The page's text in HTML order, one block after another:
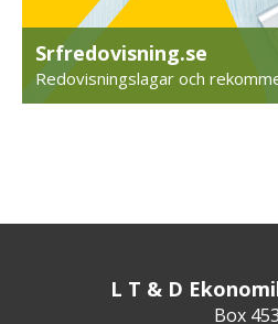
Srfredovisning.se
Redovisningslagar och
L T & D
Box 453